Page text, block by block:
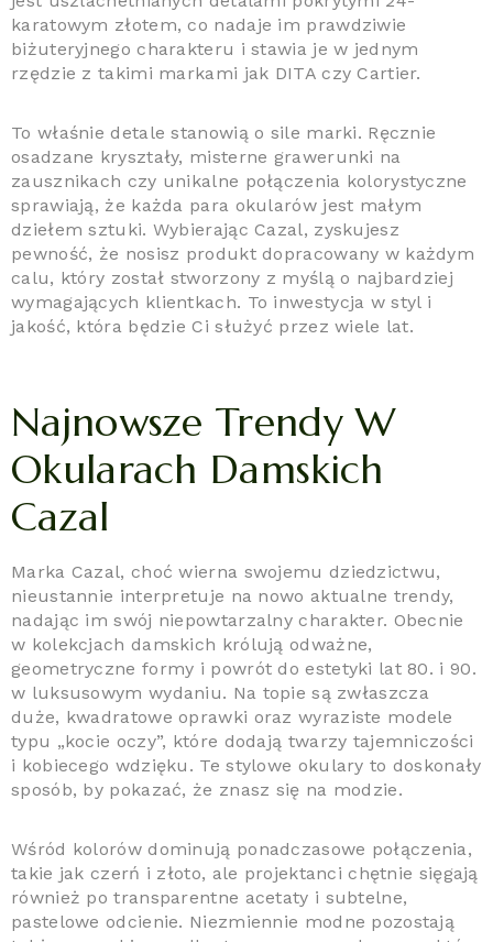
karatowym złotem, co nadaje im prawdziwie
biżuteryjnego charakteru i stawia je w jednym
rzędzie z takimi markami jak DITA czy Cartier.
To właśnie detale stanowią o sile marki. Ręcznie
osadzane kryształy, misterne grawerunki na
zausznikach czy unikalne połączenia kolorystyczne
sprawiają, że każda para okularów jest małym
dziełem sztuki. Wybierając Cazal, zyskujesz
pewność, że nosisz produkt dopracowany w każdym
calu, który został stworzony z myślą o najbardziej
wymagających klientkach. To inwestycja w styl i
jakość, która będzie Ci służyć przez wiele lat.
Najnowsze Trendy W
Okularach Damskich
Cazal
Marka Cazal, choć wierna swojemu dziedzictwu,
nieustannie interpretuje na nowo aktualne trendy,
nadając im swój niepowtarzalny charakter. Obecnie
w kolekcjach damskich królują odważne,
geometryczne formy i powrót do estetyki lat 80. i 90.
w luksusowym wydaniu. Na topie są zwłaszcza
duże, kwadratowe oprawki oraz wyraziste modele
typu „kocie oczy”, które dodają twarzy tajemniczości
i kobiecego wdzięku. Te stylowe okulary to doskonały
sposób, by pokazać, że znasz się na modzie.
Wśród kolorów dominują ponadczasowe połączenia,
takie jak czerń i złoto, ale projektanci chętnie sięgają
również po transparentne acetaty i subtelne,
pastelowe odcienie. Niezmiennie modne pozostają